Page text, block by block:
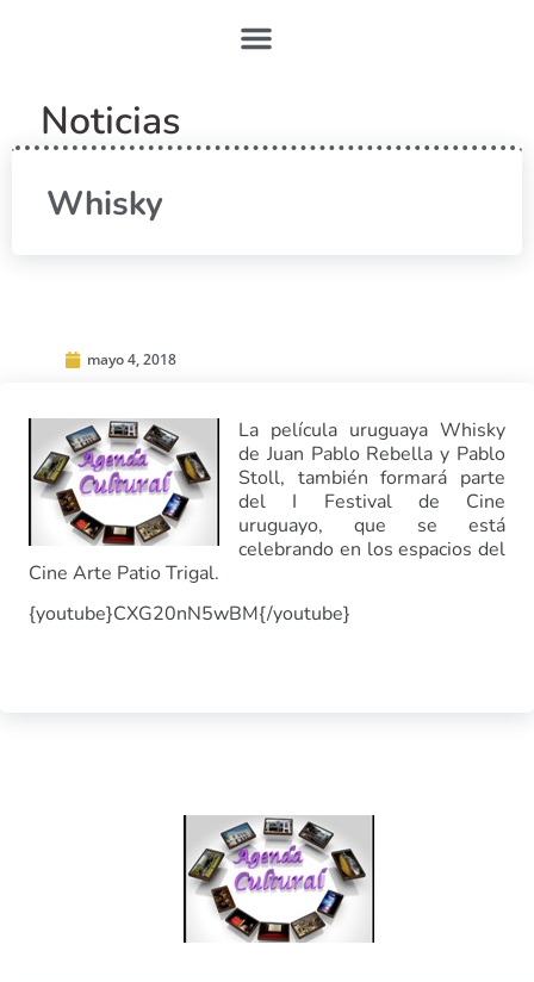
Noticias
Whisky
mayo 4, 2018
La película uruguaya Whisky
de Juan Pablo Rebella y Pablo
Stoll, también formará parte
del I Festival de Cine
uruguayo, que se está
celebrando en los espacios del
Cine Arte Patio Trigal.
{youtube}CXG20nN5wBM{/youtube}